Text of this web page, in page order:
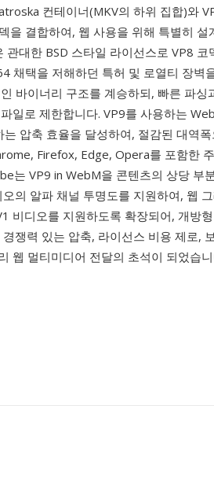
컨테이너(MKV의 하위 집합)와
결합하여, 웹 사용을 위해 특별히 설
대한 BSD 스타일 라이선스로 VP8 코
채택을 저해하던 특허 및 로열티 장벽
바이너리 구조를 계승하되, 빠른 파싱
일로 제한합니다. VP9를 사용하는
는 압축 효율을 달성하여, 절감된 대역
Firefox, Edge, Opera를 포함한
는 VP9 in WebM을 콘텐츠의 상당 부
의 알파 채널 투명도를 지원하여, 웹
비디오를 지원하도록 확장되어, 개방
쟁력 있는 압축, 라이선스 비용 제로,
웹 멀티미디어 전달의 초석이 되었습